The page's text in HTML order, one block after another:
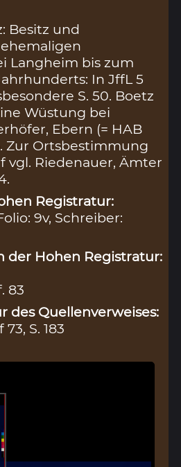
Besitz und
Langheim bis zum
In JffL 5
S. 50. Boetz
Wüstung bei
Ebern (= HAB
Zur Ortsbestimmung
vgl. Riedenauer, Ämter
Registratur:
9v, Schreiber:
der Hohen Registratur:
83
des Quellenverweises:
S. 183